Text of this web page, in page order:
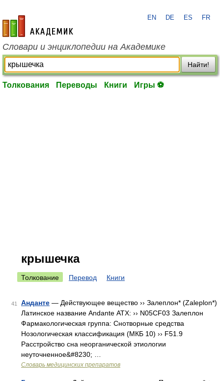
academic.ru
EN DE ES FR
Словари и энциклопедии на Академике
Найти!
Толкования Переводы Книги Игры ⚽
крышечка
Толкование Перевод Книги
41 Анданте — Действующее вещество ›› Залеплон* (Zaleplon*)
Латинское название Andante АТХ: ›› N05CF03 Залеплон
Фармакологическая группа: Снотворные средства
Нозологическая классификация (МКБ 10) ›› F51.9
Расстройство сна неорганической этиологии
неуточненное&#8230; …
Словарь медицинских препаратов